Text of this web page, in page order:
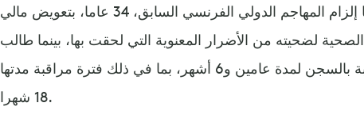
كما تشمل العقوبة القضائية أيضا إلزام المهاجم الدولي الفرنسي السابق، 34 عاما، بتعويض مالي
الصحية لضحيته من الأضرار المعنوية التي لحقت بها، بينما طالب
المدعون في بداية القضية بعقوبة بالسجن لمدة عامين و6 أشهر، بما في ذلك فترة مراقبة مدتها
18 شهرا.